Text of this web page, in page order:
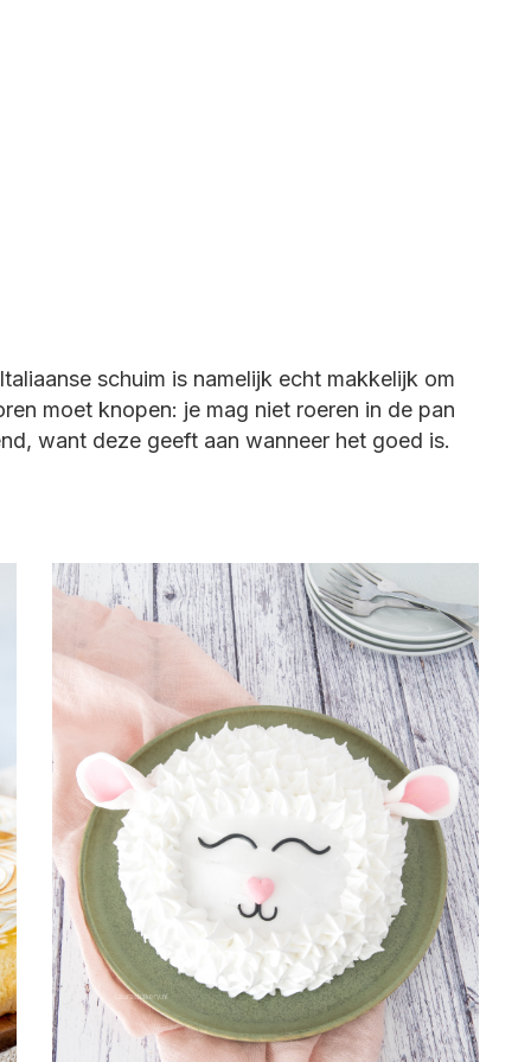
schuim is namelijk echt makkelijk om
moet knopen: je mag niet roeren in de pan
want deze geeft aan wanneer het goed is.